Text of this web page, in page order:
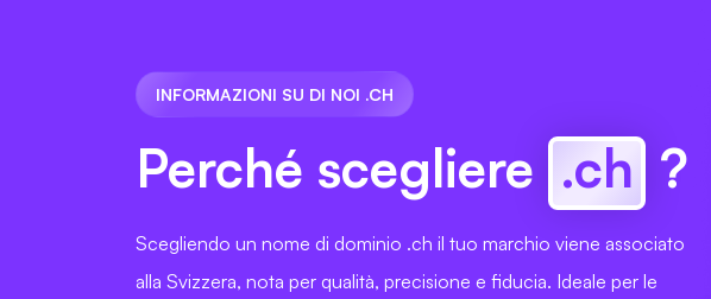
INFORMAZIONI SU DI NOI .CH
Perché scegliere .ch ?
Scegliendo un nome di dominio .ch il tuo marchio viene associato
alla Svizzera, nota per qualità, precisione e fiducia. Ideale per le